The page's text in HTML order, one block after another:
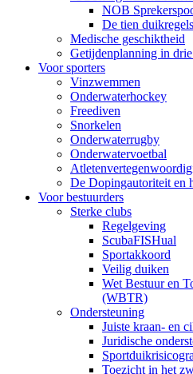
NOB
De tien duikregels
Medische geschiktheid
Getijdenplanning in drie
Voor sporters
Vinzwemmen
Onderwaterhockey
Freediven
Snorkelen
Onderwaterrugby
Onderwatervoetbal
De Dopingautoriteit en
Voor bestuurders
Sterke clubs
Regelgeving
ScubaFISHual
Sportakkoord
Veilig duiken
Wet Bestuur en
(WBTR)
Ondersteuning
Juiste kraan- en
Juridische
Toezicht in het